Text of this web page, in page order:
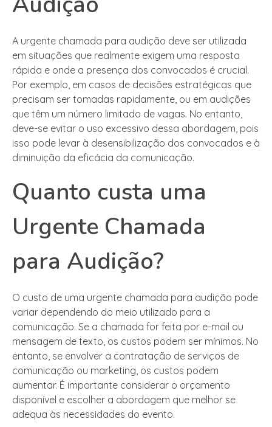
A urgente chamada para audição deve ser utilizada
em situações que realmente exigem uma resposta
rápida e onde a presença dos convocados é crucial.
Por exemplo, em casos de decisões estratégicas que
precisam ser tomadas rapidamente, ou em audições
que têm um número limitado de vagas. No entanto,
deve-se evitar o uso excessivo dessa abordagem, pois
isso pode levar à desensibilização dos convocados e à
diminuição da eficácia da comunicação.
Quanto custa uma
Urgente Chamada
para Audição?
O custo de uma urgente chamada para audição pode
variar dependendo do meio utilizado para a
comunicação. Se a chamada for feita por e-mail ou
mensagem de texto, os custos podem ser mínimos. No
entanto, se envolver a contratação de serviços de
comunicação ou marketing, os custos podem
aumentar. É importante considerar o orçamento
disponível e escolher a abordagem que melhor se
adequa às necessidades do evento.